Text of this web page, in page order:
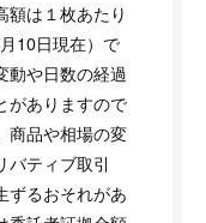
額は１枚あたり
10日現在）で
動や日数の経過
がありますので
商品や相場の変
バティブ取引
ずるおそれがあ